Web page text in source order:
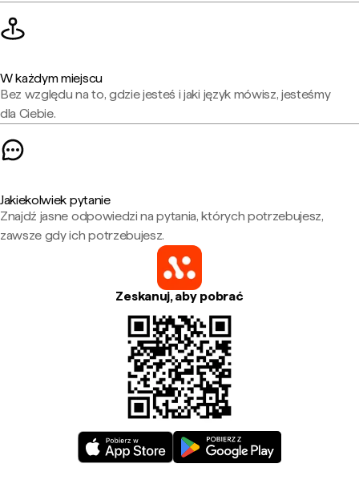
W każdym miejscu
Bez względu na to, gdzie jesteś i jaki język mówisz, jesteśmy
dla Ciebie.
Jakiekolwiek pytanie
Znajdź jasne odpowiedzi na pytania, których potrzebujesz,
zawsze gdy ich potrzebujesz.
Zeskanuj, aby pobrać